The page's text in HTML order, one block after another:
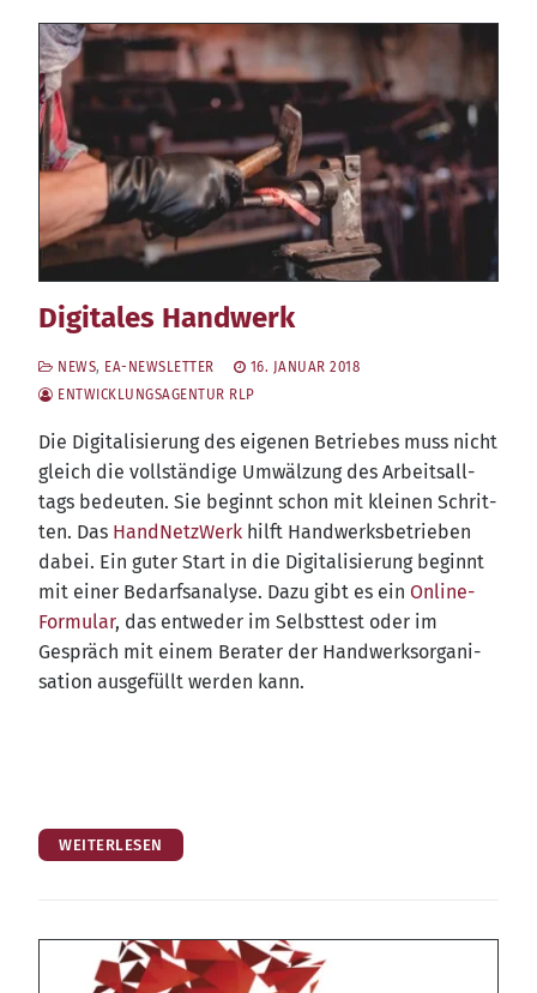
Digitales Handwerk
NEWS, EA-NEWSLETTER
16. JANUAR 2018
ENTWICKLUNGSAGENTUR RLP
Die Digi­ta­li­sie­rung des eige­nen Betrie­bes muss nicht
gleich die voll­stän­di­ge Umwäl­zung des Arbeits­all­
tags bedeu­ten. Sie beginnt schon mit klei­nen Schrit­
ten. Das Hand­Netz­Werk hilft Hand­werks­be­trie­ben
dabei. Ein guter Start in die Digi­ta­li­sie­rung beginnt
mit einer Bedarfs­ana­ly­se. Dazu gibt es ein Online-
For­mu­lar, das ent­we­der im Selbst­test oder im
Gespräch mit einem Bera­ter der Hand­werks­or­ga­ni­
sa­ti­on aus­ge­füllt wer­den kann.
WEITERLESEN